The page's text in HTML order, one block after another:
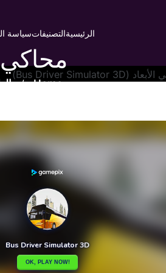
الرئيسيةالتصنيفاتسياسة
Home
/